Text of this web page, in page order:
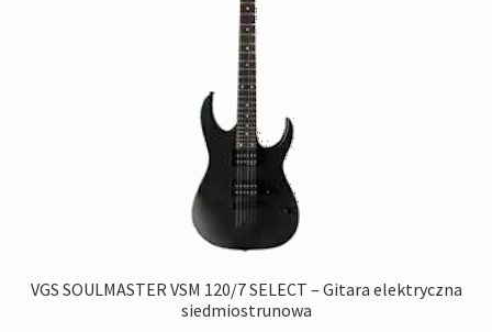
VGS SOULMASTER VSM 120/7 SELECT – Gitara elektryczna
siedmiostrunowa